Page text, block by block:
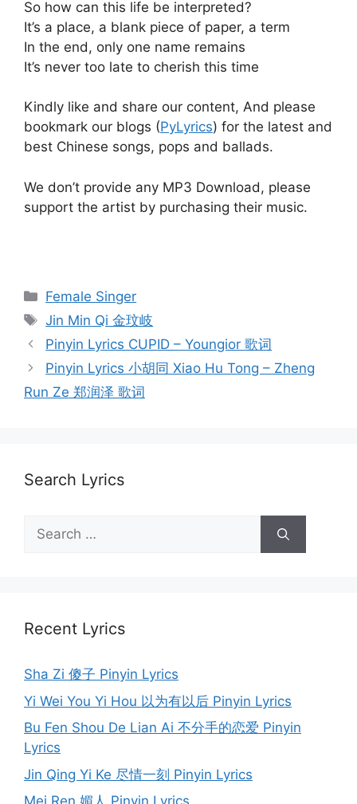
So how can this life be interpreted?
It’s a place, a blank piece of paper, a term
In the end, only one name remains
It’s never too late to cherish this time
Kindly like and share our content, And please
bookmark our blogs (PyLyrics) for the latest and
best Chinese songs, pops and ballads.
We don’t provide any MP3 Download, please
support the artist by purchasing their music.
Categories
Female Singer
Tags
Jin Min Qi 金玟岐
Post
navigation
Pinyin Lyrics CUPID – Youngior 歌词
Pinyin Lyrics 小胡同 Xiao Hu Tong – Zheng
Run Ze 郑润泽 歌词
Search Lyrics
Search
for:
Recent Lyrics
Sha Zi 傻子 Pinyin Lyrics
Yi Wei You Yi Hou 以为有以后 Pinyin Lyrics
Bu Fen Shou De Lian Ai 不分手的恋爱 Pinyin
Lyrics
Jin Qing Yi Ke 尽情一刻 Pinyin Lyrics